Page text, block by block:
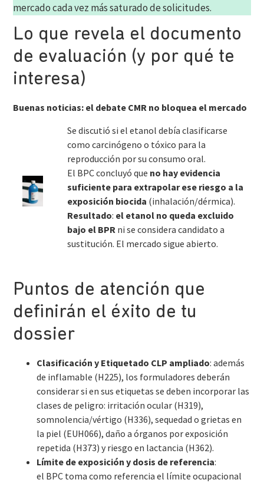
mercado cada vez más saturado de solicitudes.
Lo que revela el documento
de evaluación (y por qué te
interesa)
Buenas noticias: el debate CMR no bloquea el mercado
Se discutió si el etanol debía clasificarse
como carcinógeno o tóxico para la
reproducción por su consumo oral.
El BPC concluyó que no hay evidencia
suficiente para extrapolar ese riesgo a la
exposición biocida (inhalación/dérmica).
Resultado: el etanol no queda excluido
bajo el BPR ni se considera candidato a
sustitución. El mercado sigue abierto.
Puntos de atención que
definirán el éxito de tu
dossier
Clasificación y Etiquetado CLP ampliado: además
de inflamable (H225), los formuladores deberán
considerar si en sus etiquetas se deben incorporar las
clases de peligro: irritación ocular (H319),
somnolencia/vértigo (H336), sequedad o grietas en
la piel (EUH066), daño a órganos por exposición
repetida (H373) y riesgo en lactancia (H362).
Límite de exposición y dosis de referencia:
el BPC toma como referencia el límite ocupacional